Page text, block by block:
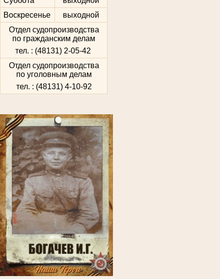
Воскресенье
выходной
Отдел судопроизводства
по гражданским делам
тел. : (48131) 2-05-42
Отдел судопроизводства
по уголовным делам
тел. : (48131) 4-10-92